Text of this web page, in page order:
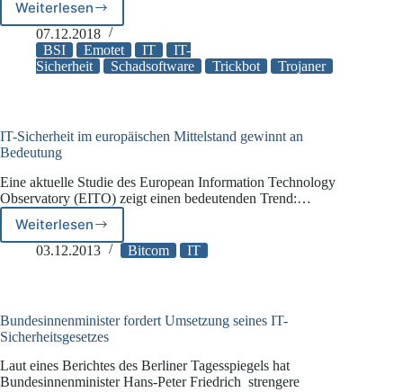
Weiterlesen
Emotet-
Die
gefährliche
Schadsoftware
07.12.2018
BSI
Emotet IT
IT-
Sicherheit
Schadsoftware Trickbot Trojaner
IT-Sicherheit im europäischen Mittelstand gewinnt an
Bedeutung
Eine aktuelle Studie des European Information Technology
Observatory (EITO) zeigt einen bedeutenden Trend:…
Weiterlesen
IT-
Sicherheit
gewinnt
an
03.12.2013 Bitcom IT
Bundesinnenminister fordert Umsetzung seines IT-
Sicherheitsgesetzes
Laut eines Berichtes des Berliner Tagesspiegels hat
Bundesinnenminister Hans-Peter Friedrich strengere